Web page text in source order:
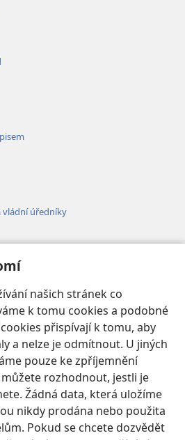
našich stránek co
k tomu cookies a podobné
přispívají k tomu, aby
a nelze je odmítnout. U jiných
pouze ke zpříjemnění
rozhodnout, jestli je
Žádná data, která uložíme
nikdy prodána nebo použita
Pokud se chcete dozvědět
vládní úředníky
věže